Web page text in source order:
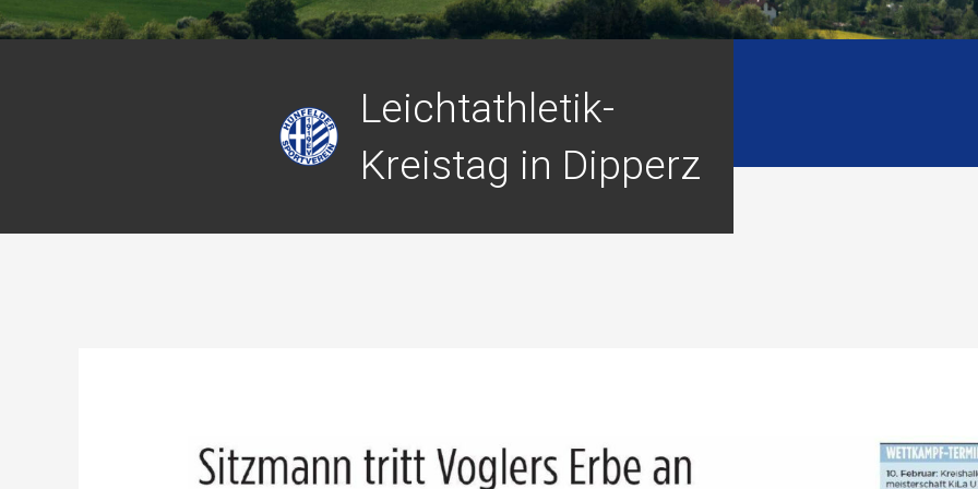
Leichtathletik-
Kreistag in Dipperz